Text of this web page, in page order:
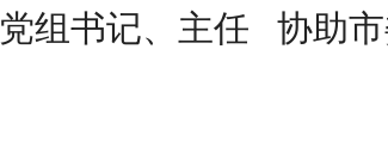
组书记、主任
协助